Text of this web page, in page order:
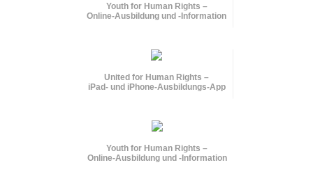
Youth for Human Rights –
Online-Ausbildung und-Information
United for Human Rights –
iPad- und iPhone-Ausbildungs-App
Youth for Human Rights –
Online-Ausbildung und -Information